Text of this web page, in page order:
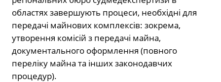
областях завершують процеси, необхідні для
передачі майнових комплексів: зокрема,
утворення комісій з передачі майна,
документального оформлення (повного
переліку майна та інших законодавчих
процедур).